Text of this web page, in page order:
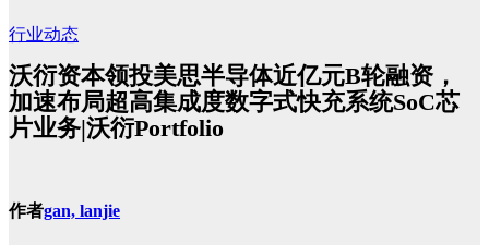
行业动态
沃衍资本领投美思半导体近亿元B轮融资，
加速布局超高集成度数字式快充系统SoC芯
片业务|沃衍Portfolio
作者gan, lanjie